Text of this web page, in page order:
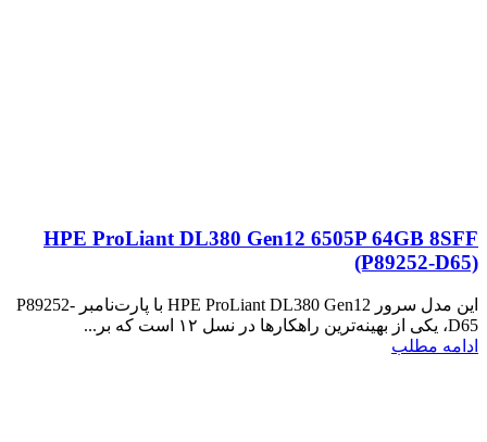
HPE ProLiant DL380 Gen12 6505P 64GB 8SFF
(P89252‑D65)
این مدل سرور HPE ProLiant DL380 Gen12 با پارت‌نامبر P89252-
D65، یکی از بهینه‌ترین راهکارها در نسل ۱۲ است که بر...
ادامه مطلب